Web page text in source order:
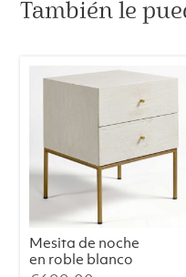
También le
Mesita de noche
en roble blanco